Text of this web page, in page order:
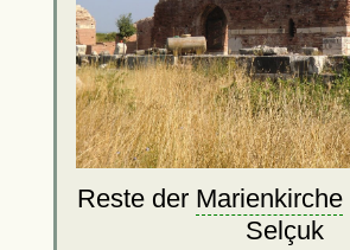
Reste der Marienkirche
Selçuk